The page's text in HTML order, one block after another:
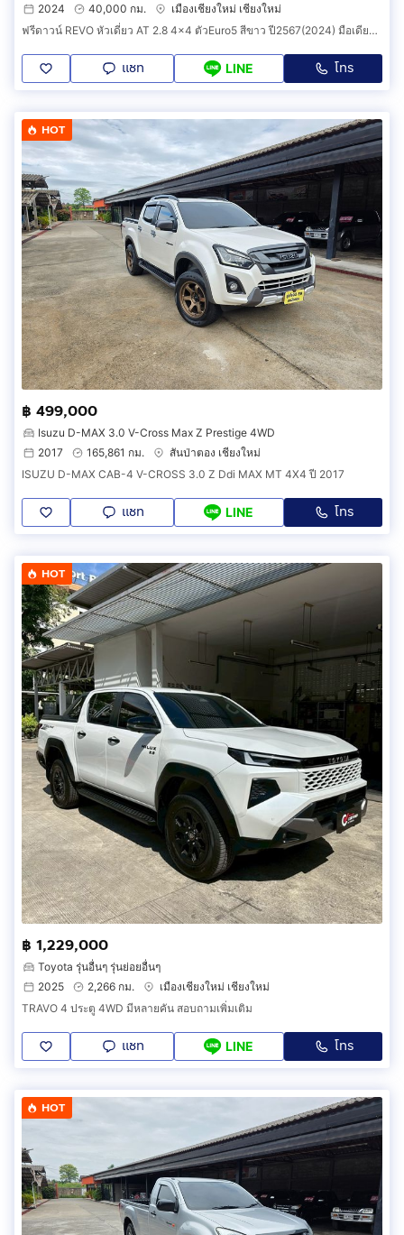
2024
40,000 กม.
เมืองเชียงใหม่ เชียงใหม่
ฟรีดาวน์ REVO หัวเดี่ยว AT 2.8 4x4 ตัวEuro5 สีขาว ปี2567(2024) มือเดียวเชียงใหม่ วิ่งเพียง 40,000 กม. รถบ้านเดิมๆ ไม่ได้ใช้บรรทุกหนัก.
แชท LINE โทร
HOT
฿ 499,000
Isuzu D-MAX 3.0 V-Cross Max Z Prestige 4WD
2017
165,861 กม.
สันป่าตอง เชียงใหม่
ISUZU D-MAX CAB-4 V-CROSS 3.0 Z Ddi MAX MT 4X4 ปี 2017
แชท LINE โทร
HOT
฿ 1,229,000
Toyota รุ่นอื่นๆ รุ่นย่อยอื่นๆ
2025
2,266 กม.
เมืองเชียงใหม่ เชียงใหม่
TRAVO 4 ประตู 4WD มีหลายคัน สอบถามเพิ่มเติม
แชท LINE โทร
HOT